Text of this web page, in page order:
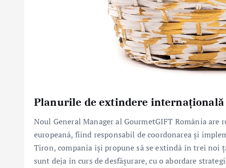
Planurile de extindere internațională
Noul General Manager al GourmetGIFT România
europeană, fiind responsabil de coordonarea și
Tiron, compania își propune să se extindă în trei noi
sunt deja în curs de desfășurare, cu o abordare